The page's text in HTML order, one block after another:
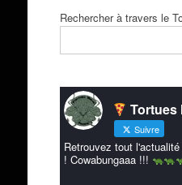
Rechercher à travers le
Tortues
Suivre
Retrouvez tout
! Cowabungaaa !!!